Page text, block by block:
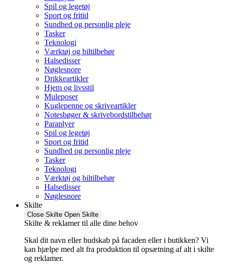
Spil og legetøj
Sport og fritid
Sundhed og personlig pleje
Tasker
Teknologi
Værktøj og biltilbehør
Halsedisser
Nøglesnore
Drikkeartikler
Hjem og livsstil
Muleposer
Kuglepenne og skriveartikler
Notesbøger & skrivebordstilbehør
Paraplyer
Spil og legetøj
Sport og fritid
Sundhed og personlig pleje
Tasker
Teknologi
Værktøj og biltilbehør
Halsedisser
Nøglesnore
Skilte
Close Skilte Open Skilte
Skilte & reklamer til alle dine behov
Skal dit navn eller budskab på facaden eller i butikken? Vi
kan hjælpe med alt fra produktion til opsætning af alt i skilte
og reklamer.